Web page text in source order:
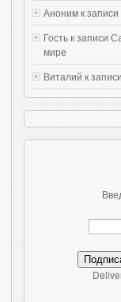
Аноним к записи
Гость к записи
мире
Виталий к записи